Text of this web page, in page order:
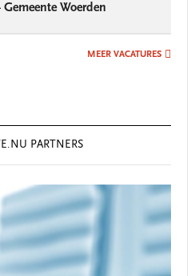
Woerden
MEER VACATURES
PARTNERS